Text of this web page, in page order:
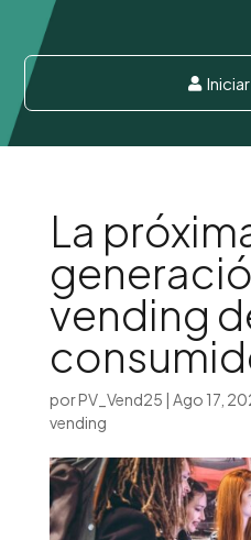

La
vending
porPV_Vend25 | Ago 17,
vending